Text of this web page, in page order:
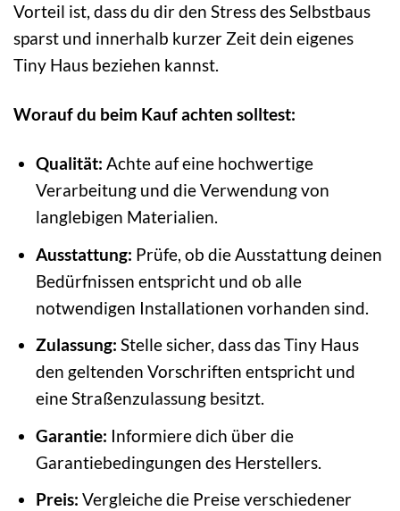
Vorteil ist, dass du dir den Stress des Selbstbaus
sparst und innerhalb kurzer Zeit dein eigenes
Tiny Haus beziehen kannst.
Worauf du beim Kauf achten solltest:
Qualität: Achte auf eine hochwertige
Verarbeitung und die Verwendung von
langlebigen Materialien.
Ausstattung: Prüfe, ob die Ausstattung deinen
Bedürfnissen entspricht und ob alle
notwendigen Installationen vorhanden sind.
Zulassung: Stelle sicher, dass das Tiny Haus
den geltenden Vorschriften entspricht und
eine Straßenzulassung besitzt.
Garantie: Informiere dich über die
Garantiebedingungen des Herstellers.
Preis: Vergleiche die Preise verschiedener